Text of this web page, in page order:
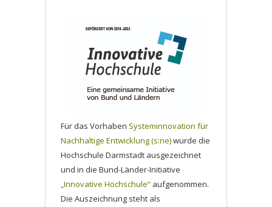
Für das Vorhaben Systeminnovation für
Nachhaltige Entwicklung (s:ne)wurde die
Hochschule Darmstadt ausgezeichnet
und in die Bund-Länder-Initiative
„Innovative Hochschule“ aufgenommen.
Die Auszeichnung steht als